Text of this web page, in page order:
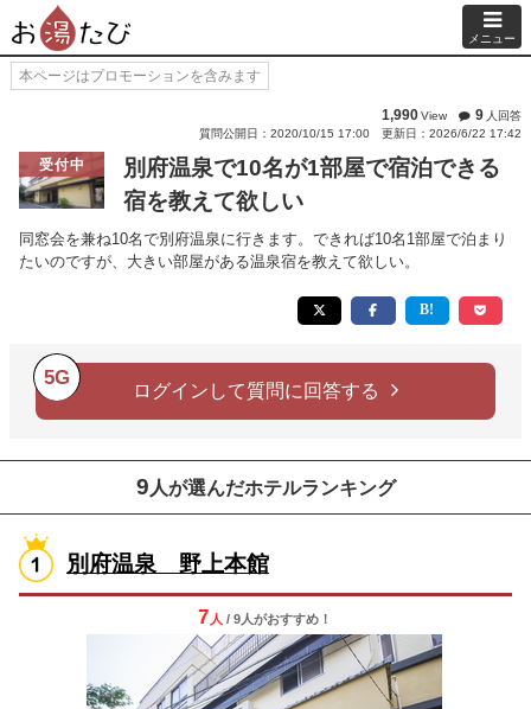
メニュー
本ページはプロモーションを含みます
1,990View 9 人回答
質問公開日：2020/10/15 17:00
更新日：2026/6/22 17:42
受付中
別府温泉で10名が1部屋で宿泊できる
宿を教えて欲しい
同窓会を兼ね10名で別府温泉に行きます。できれば10名1部屋で泊まり
たいのですが、大きい部屋がある温泉宿を教えて欲しい。
5G
ログインして質問に回答する
9 人が選んだホテルランキング
別府温泉 野上本館
7 人 / 9人がおすすめ！